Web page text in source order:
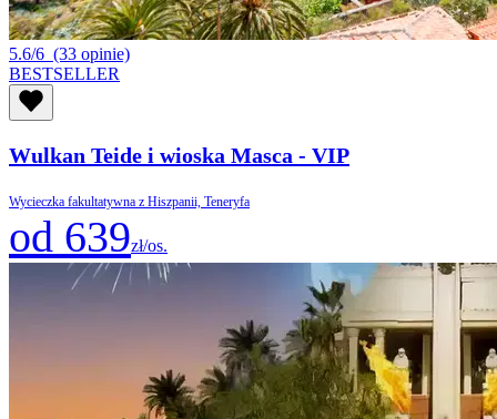
5.6/6 (33 opinie)
BESTSELLER
Wulkan Teide i wioska Masca - VIP
Wycieczka fakultatywna z Hiszpanii, Teneryfa
od 639zł/os.